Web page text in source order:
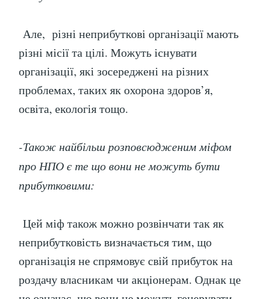
Але, різні неприбуткові організації мають
різні місії та цілі. Можуть існувати
організації, які зосереджені на різних
проблемах, таких як охорона здоров’я,
освіта, екологія тощо.
-Також найбільш розповсюдженим міфом
про НПО є те що вони не можуть бути
прибутковими:
Цей міф також можно розвінчати так як
неприбутковість визначається тим, що
організація не спрямовує свій прибуток на
роздачу власникам чи акціонерам. Однак це